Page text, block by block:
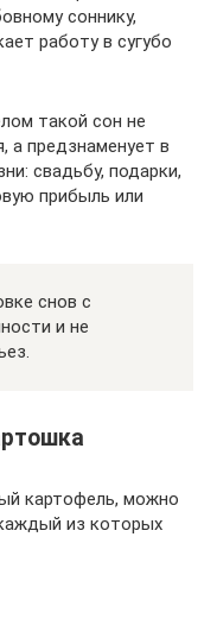
соннику,
работу в сугубо
такой сон не
а предзнаменует в
свадьбу, подарки,
прибыль или
снов с
и не
картофель, можно
из которых